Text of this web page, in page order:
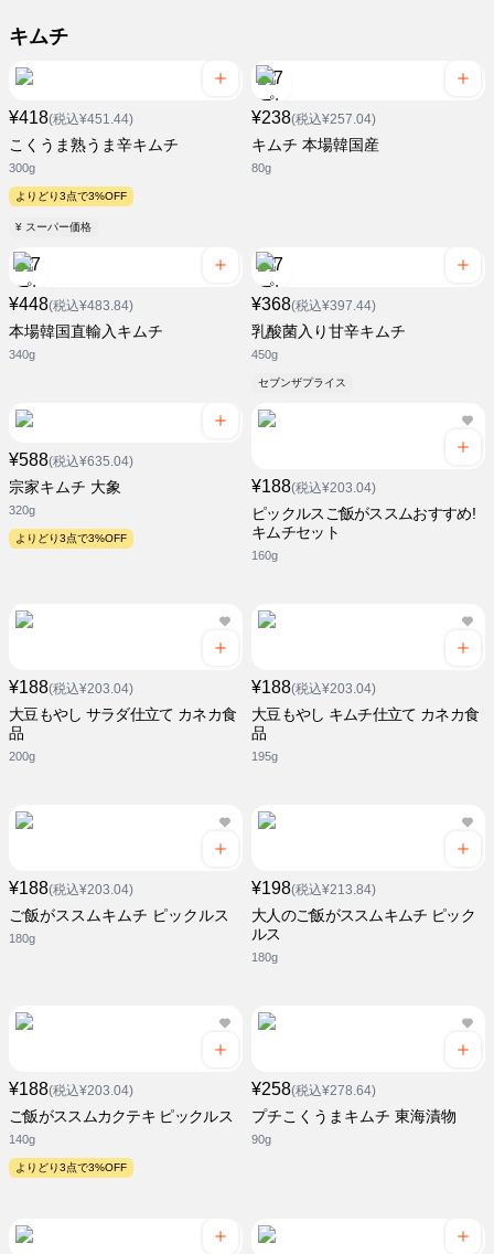
キムチ
¥418(税込¥451.44)
こくうま熟うま辛キムチ
300g
よりどり3点で3%OFF
¥ スーパー価格
¥238(税込¥257.04)
キムチ 本場韓国産
80g
¥448(税込¥483.84)
本場韓国直輸入キムチ
340g
¥368(税込¥397.44)
乳酸菌入り甘辛キムチ
450g
セブンザプライス
¥588(税込¥635.04)
宗家キムチ 大象
320g
よりどり3点で3%OFF
¥188(税込¥203.04)
ピックルスご飯がススムおすすめ!
キムチセット
160g
¥188(税込¥203.04)
大豆もやし サラダ仕立て カネカ食
品
200g
¥188(税込¥203.04)
大豆もやし キムチ仕立て カネカ食
品
195g
¥188(税込¥203.04)
ご飯がススムキムチ ピックルス
180g
¥198(税込¥213.84)
大人のご飯がススムキムチ ピック
ルス
180g
¥188(税込¥203.04)
ご飯がススムカクテキ ピックルス
140g
よりどり3点で3%OFF
¥258(税込¥278.64)
プチこくうまキムチ 東海漬物
90g